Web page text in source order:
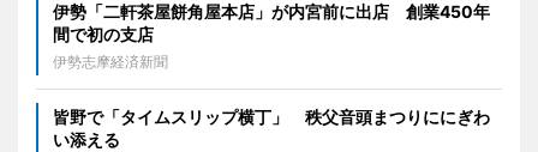
伊勢「二軒茶屋餅角屋本店」が内宮前に出店 創業450年
間で初の支店
伊勢志摩経済新聞
皆野で「タイムスリップ横丁」 秩父音頭まつりににぎわ
い添える